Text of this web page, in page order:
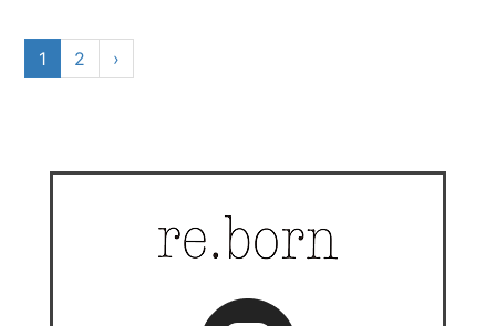
1 2 ›